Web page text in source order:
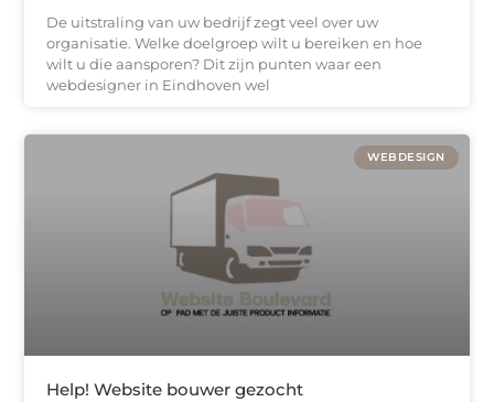
De uitstraling van uw bedrijf zegt veel over uw
organisatie. Welke doelgroep wilt u bereiken en hoe
wilt u die aansporen? Dit zijn punten waar een
webdesigner in Eindhoven wel
WEBDESIGN
Help! Website bouwer gezocht